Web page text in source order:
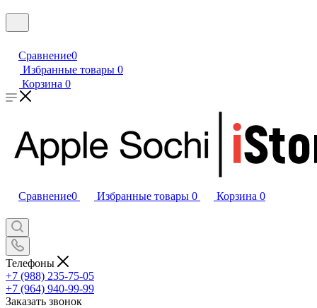
Сравнение0
Избранные товары 0
Корзина 0
Сравнение0 Избранные товары 0 Корзина 0
Телефоны
+7 (988) 235-75-05
+7 (964) 940-99-99
Заказать звонок